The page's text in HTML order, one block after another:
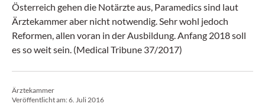
Österreich gehen die Notärzte aus, Paramedics sind laut
Ärztekammer aber nicht notwendig. Sehr wohl jedoch
Reformen, allen voran in der Ausbildung. Anfang 2018 soll
es so weit sein. (Medical Tribune 37/2017)
Ärztekammer
Veröffentlicht am:6. Juli 2016